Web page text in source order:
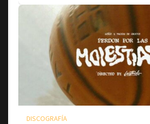
DISCOGRAFÍA